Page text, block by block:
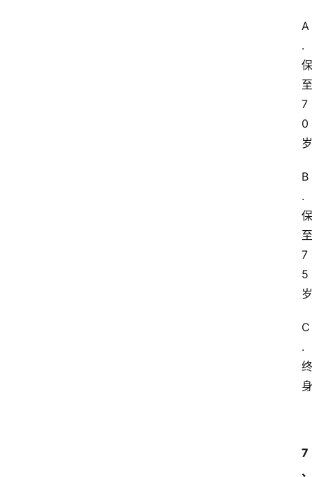
A
.
保
至
7
0
岁
B
.
保
至
7
5
岁
C
.
终
身
7
、